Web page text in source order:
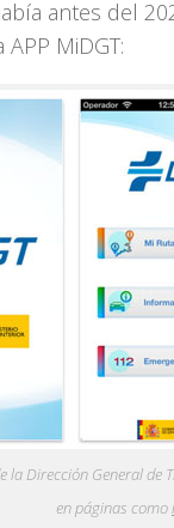
antes del
MiDGT:
la Dirección General de
en páginas como